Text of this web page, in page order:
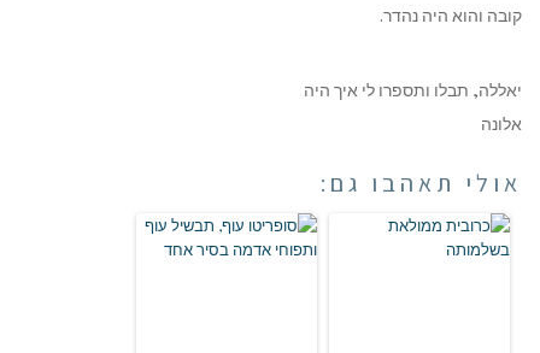
קובה והוא היה נהדר.
יאללה, תבלו ותספרו לי איך היה
אלונה
אולי תאהבו גם: